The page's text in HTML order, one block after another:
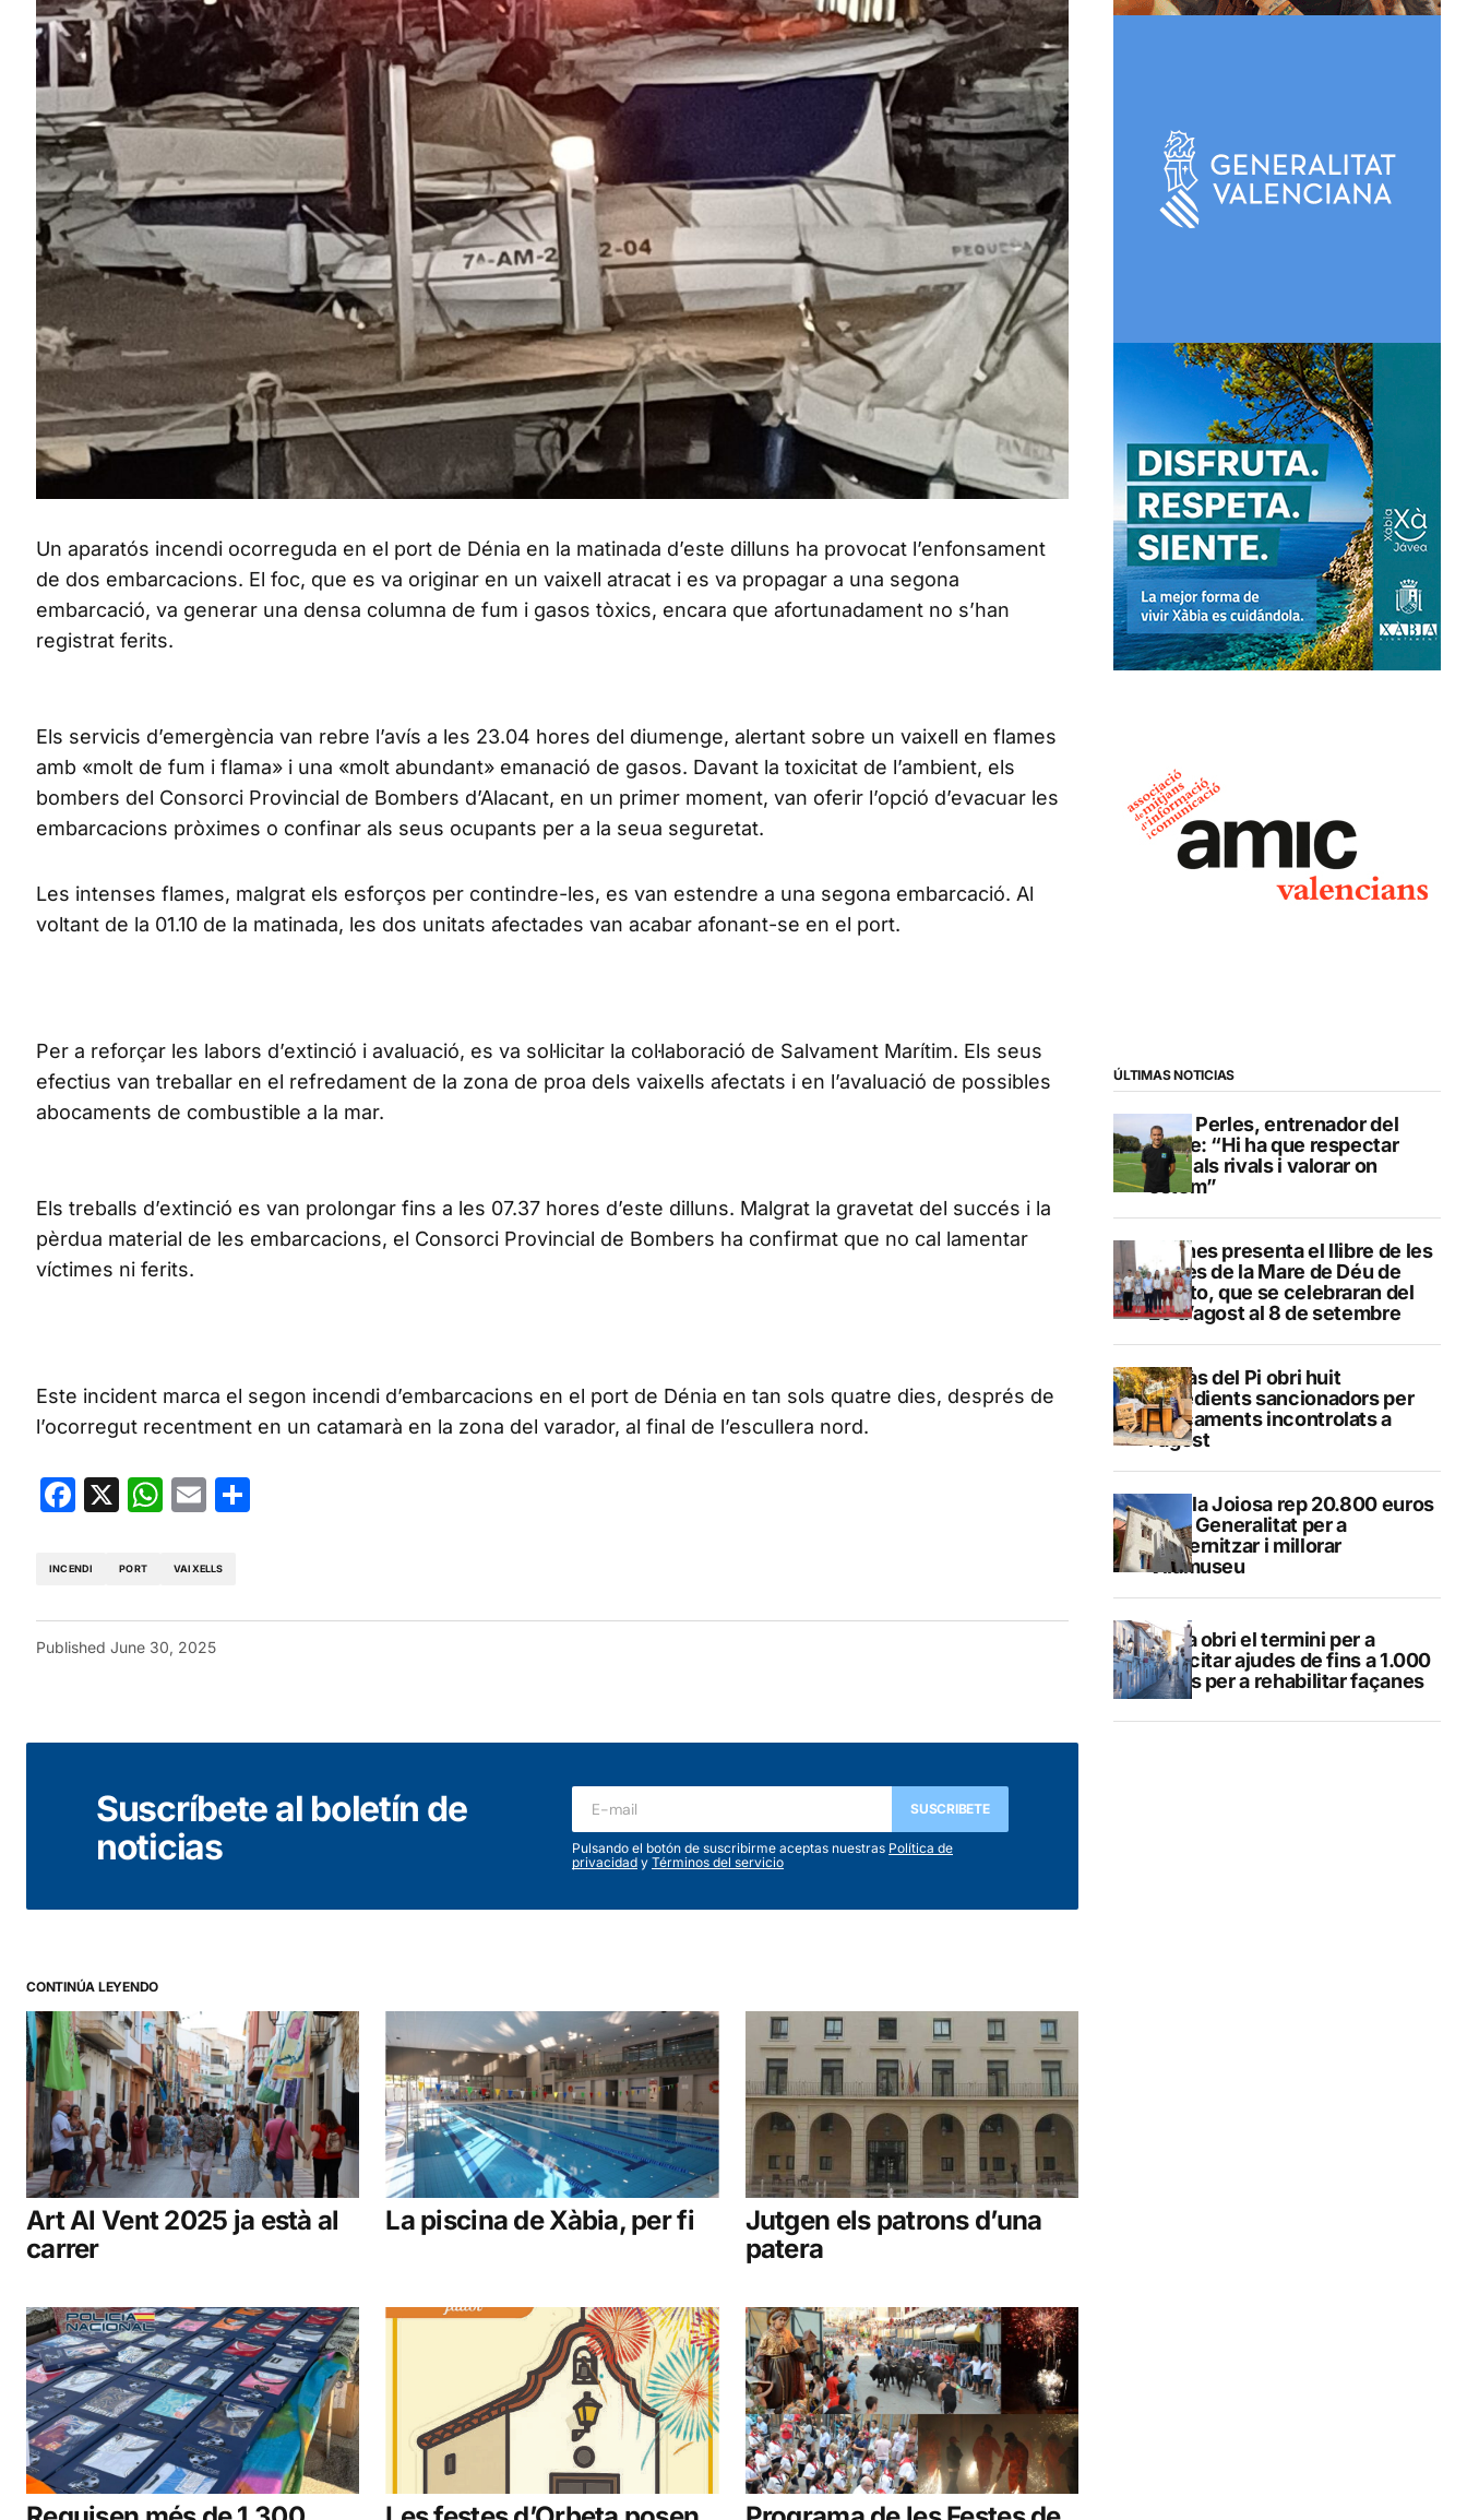
Un aparatós incendi ocorreguda en el port de Dénia en la matinada d’este dilluns ha provocat l’enfonsament
de dos embarcacions. El foc, que es va originar en un vaixell atracat i es va propagar a una segona
embarcació, va generar una densa columna de fum i gasos tòxics, encara que afortunadament no s’han
registrat ferits.
Els servicis d’emergència van rebre l’avís a les 23.04 hores del diumenge, alertant sobre un vaixell en flames
amb «molt de fum i flama» i una «molt abundant» emanació de gasos. Davant la toxicitat de l’ambient, els
bombers del Consorci Provincial de Bombers d’Alacant, en un primer moment, van oferir l’opció d’evacuar les
embarcacions pròximes o confinar als seus ocupants per a la seua seguretat.
Les intenses flames, malgrat els esforços per contindre-les, es van estendre a una segona embarcació. Al
voltant de la 01.10 de la matinada, les dos unitats afectades van acabar afonant-se en el port.
Per a reforçar les labors d’extinció i avaluació, es va sol·licitar la col·laboració de Salvament Marítim. Els seus
efectius van treballar en el refredament de la zona de proa dels vaixells afectats i en l’avaluació de possibles
abocaments de combustible a la mar.
Els treballs d’extinció es van prolongar fins a les 07.37 hores d’este dilluns. Malgrat la gravetat del succés i la
pèrdua material de les embarcacions, el Consorci Provincial de Bombers ha confirmat que no cal lamentar
víctimes ni ferits.
Este incident marca el segon incendi d’embarcacions en el port de Dénia en tan sols quatre dies, després de
l’ocorregut recentment en un catamarà en la zona del varador, al final de l’escullera nord.
Facebook
X WhatsApp
Email
INCENDI PORT VAIXELLS
Published June 30, 2025
Suscríbete al boletín de
noticias
SUSCRIBETE
Pulsando el botón de suscribirme aceptas nuestras Política de
privacidad y Términos del servicio
CONTINÚA LEYENDO
Art Al Vent 2025 ja està al
carrer
La piscina de Xàbia, per fi
Jutgen els patrons d’una
patera
ÚLTIMAS NOTICIAS
Pere Perles, entrenador del
Calpe: “Hi ha que respectar
molt als rivals i valorar on
estem”
Duanes presenta el llibre de les
festes de la Mare de Déu de
Loreto, que se celebraran del
29 d’agost al 8 de setembre
L’Alfàs del Pi obri huit
expedients sancionadors per
abocaments incontrolats a
l’agost
La Vila Joiosa rep 20.800 euros
de la Generalitat per a
modernitzar i millorar
Vilamuseu
Altea obri el termini per a
sol·licitar ajudes de fins a 1.000
euros per a rehabilitar façanes